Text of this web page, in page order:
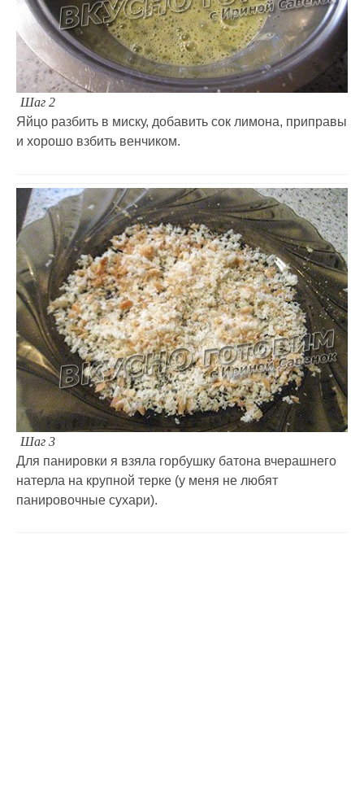
Шаг 2
Яйцо разбить в миску, добавить сок лимона, приправы
и хорошо взбить венчиком.
Шаг 3
Для панировки я взяла горбушку батона вчерашнего
натерла на крупной терке (у меня не любят
панировочные сухари).